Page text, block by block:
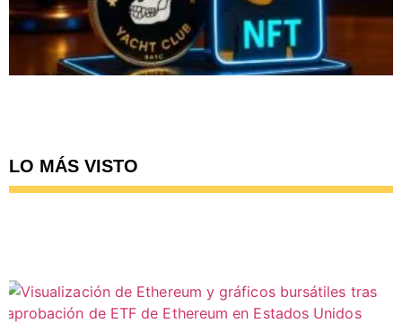
LO MÁS VISTO